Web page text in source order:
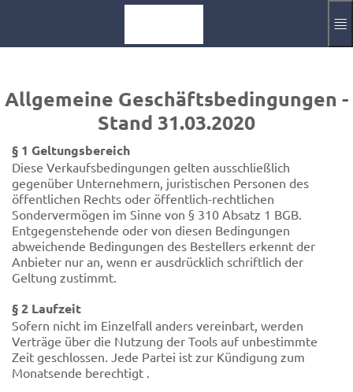
EN
Allgemeine Geschäftsbedingungen -
Stand 31.03.2020
§ 1 Geltungsbereich
Diese Verkaufsbedingungen gelten ausschließlich
gegenüber Unternehmern, juristischen Personen des
öffentlichen Rechts oder öffentlich-rechtlichen
Sondervermögen im Sinne von § 310 Absatz 1 BGB.
Entgegenstehende oder von diesen Bedingungen
abweichende Bedingungen des Bestellers erkennt der
Anbieter nur an, wenn er ausdrücklich schriftlich der
Geltung zustimmt.
§ 2 Laufzeit
Sofern nicht im Einzelfall anders vereinbart, werden
Verträge über die Nutzung der Tools auf unbestimmte
Zeit geschlossen. Jede Partei ist zur Kündigung zum
Monatsende berechtigt .